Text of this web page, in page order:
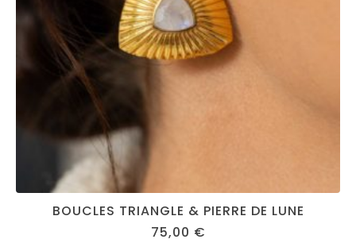
BOUCLES TRIANGLE & PIERRE DE LUNE
75,00 €